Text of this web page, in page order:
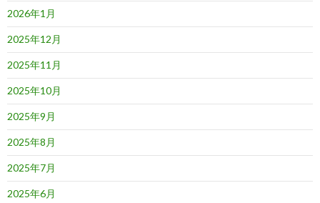
2026年1月
2025年12月
2025年11月
2025年10月
2025年9月
2025年8月
2025年7月
2025年6月